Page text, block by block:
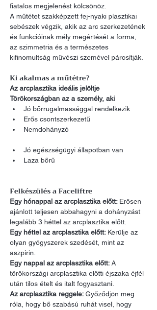
fiatalos megjelenést kölcsönöz.
A műtétet szakképzett fej-nyaki plasztikai
sebészek végzik, akik az arc szerkezetének
és funkcióinak mély megértését a forma,
az szimmetria és a természetes
kifinomultság művészi szemével párosítják.
Ki akalmas a műtétre?
Az arcplasztika ideális jelöltje
Törökországban az a személy, aki
Jó bőrrugalmassággal rendelkezik
Erős csontszerkezetű
Nemdohányzó
Jó egészségügyi állapotban van
Laza bőrű
Felkészülés a Faceliftre
Egy hónappal az arcplasztika előtt: Erősen
ajánlott teljesen abbahagyni a dohányzást
legalább 3 héttel az arcplasztika előtt.
Egy héttel az arcplasztika előtt: Kerülje az
olyan gyógyszerek szedését, mint az
aszpirin.
Egy nappal az arcplasztika előtt: A
törökországi arcplasztika előtti éjszaka éjfél
után tilos ételt és italt fogyasztani.
Az arcplasztika reggele: Győződjön meg
róla, hogy bő szabású ruhát visel, hogy